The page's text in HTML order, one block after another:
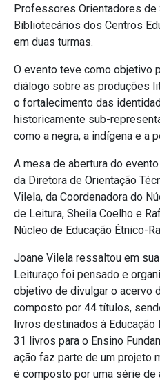
Professores Orientadores de
Bibliotecários dos Centros
em duas turmas.
O evento teve como objetivo
diálogo sobre as produções
o fortalecimento das
historicamente sub-
como a negra, a indígena e a
A mesa de abertura do
da Diretora de Orientação
Vilela, da Coordenadora do
de Leitura, Sheila Coelho e
Núcleo de Educação Étnico-
Joane Vilela ressaltou em
Leituraço foi pensado e
objetivo de divulgar o acervo
composto por 44 títulos,
livros destinados à
31 livros para o Ensino
ação faz parte de um projeto
é composto por uma série